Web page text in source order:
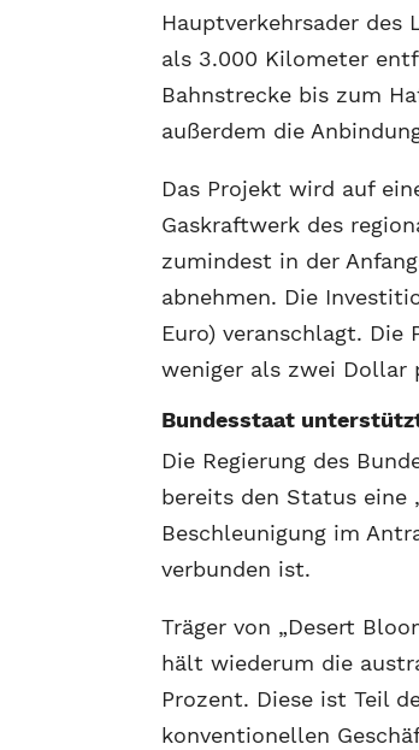
Hauptverkehrsader
als 3.000 Kilometer
Bahnstrecke bis zum
außerdem die
Das Projekt wird auf
Gaskraftwerk des
zumindest in der
abnehmen. Die
Euro) veranschlagt.
weniger als zwei Dollar
Bundesstaat
Die Regierung des
bereits den Status eine
Beschleunigung im
verbunden ist.
Träger von „Desert
hält wiederum die
Prozent. Diese ist Teil
konventionellen